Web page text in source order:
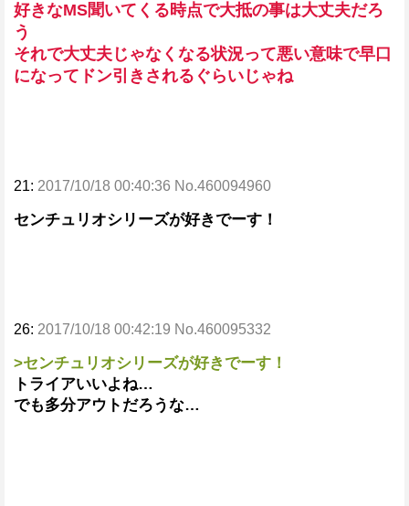
好きなMS聞いてくる時点で大抵の事は大丈夫だろ
う
それで大丈夫じゃなくなる状況って悪い意味で早口
になってドン引きされるぐらいじゃね
21: 2017/10/18 00:40:36 No.460094960
センチュリオシリーズが好きでーす！
26: 2017/10/18 00:42:19 No.460095332
>センチュリオシリーズが好きでーす！
トライアいいよね…
でも多分アウトだろうな…